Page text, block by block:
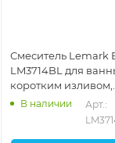
Смеситель Lemark
LM3714BL для
коротким изливом,
дивертор
аксессуарами,
В наличии
Арт.: